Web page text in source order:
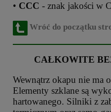
• CCC - znak jakości w
Wróć do początku
CAŁKOWITE
Wewnątrz okapu nie ma
Elementy szklane są
hartowanego. Silniki z